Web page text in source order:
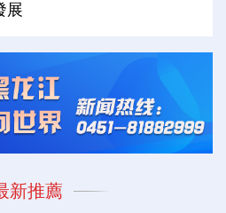
展
新推薦